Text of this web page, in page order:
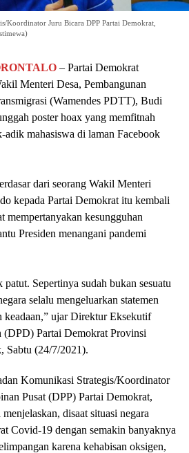
Koordinator Juru Bicara DPP Partai Demokrat,
– Partai Demokrat
Menteri Desa, Pembangunan
(Wamendes PDTT), Budi
poster hoax yang memfitnah
adik mahasiswa di laman Facebook
dari seorang Wakil Menteri
kepada Partai Demokrat itu kembali
mempertanyakan kesungguhan
Presiden menangani pandemi
Sepertinya sudah bukan sesuatu
selalu mengeluarkan statemen
keadaan,” ujar Direktur Eksekutif
(DPD) Partai Demokrat Provinsi
Sabtu (24/7/2021).
Komunikasi Strategis/Koordinator
Pusat (DPP) Partai Demokrat,
disaat situasi negara
Covid-19 dengan semakin banyaknya
karena kehabisan oksigen,